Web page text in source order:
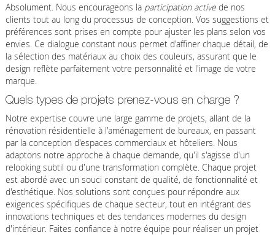
Absolument. Nous encourageons la participation activede nos
clients tout au long du processus de conception. Vos suggestions et
préférences sont prises en compte pour ajuster les plans selon vos
envies. Ce dialogue constant nous permet d'affiner chaque détail, de
la sélection des matériaux au choix des couleurs, assurant que le
design reflète parfaitement votre personnalité et l'image de votre
marque.
Quels types de projets prenez-vous en charge ?
Notre expertise couvre une large gamme de projets, allant de la
rénovation résidentielle à l'aménagement de bureaux, en passant
par la conception d'espaces commerciaux et hôteliers. Nous
adaptons notre approche à chaque demande, qu'il s'agisse d'un
relooking subtil ou d'une transformation complète. Chaque projet
est abordé avec un souci constant de qualité, de fonctionnalité et
d'esthétique. Nos solutions sont conçues pour répondre aux
exigences spécifiques de chaque secteur, tout en intégrant des
innovations techniques et des tendances modernes du design
d'intérieur. Faites confiance à notre équipe pour réaliser un projet